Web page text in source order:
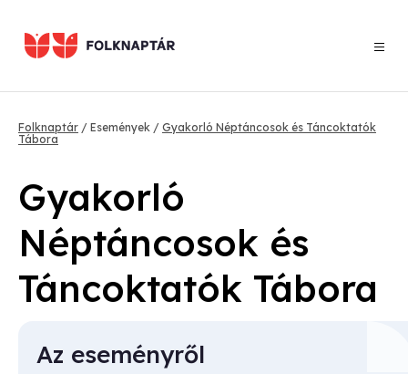
tartalomra
Morzsa
Folknaptár Események
Gyakorló Néptáncosok és Táncoktatók
Tábora
Gyakorló
Néptáncosok és
Táncoktatók Tábora
Az eseményről